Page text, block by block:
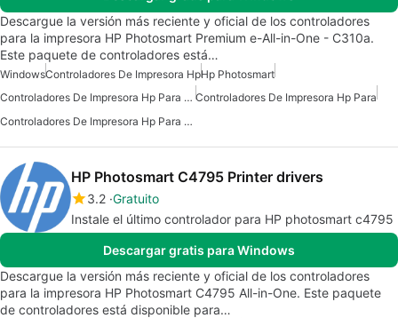
Descargue la versión más reciente y oficial de los controladores
para la impresora HP Photosmart Premium e-All-in-One - C310a.
Este paquete de controladores está…
WindowsControladores De Impresora HpHp Photosmart
Controladores De Impresora Hp Para Windows Controladores De Impresora Hp Para
Controladores De Impresora Hp Para Windows 10
HP Photosmart C4795 Printer drivers
3.2 Gratuito
Instale el último controlador para HP photosmart c4795
Descargar gratis para Windows
Descargue la versión más reciente y oficial de los controladores
para la impresora HP Photosmart C4795 All-in-One. Este paquete
de controladores está disponible para…